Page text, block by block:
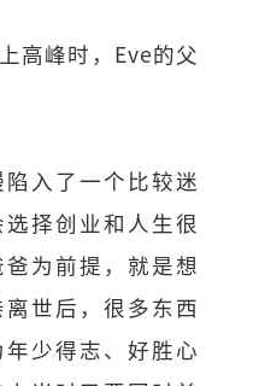
高峰时，Eve的父
入了一个比较迷
择创业和人生很
为前提，就是想
世后，很多东西
少得志、好胜心